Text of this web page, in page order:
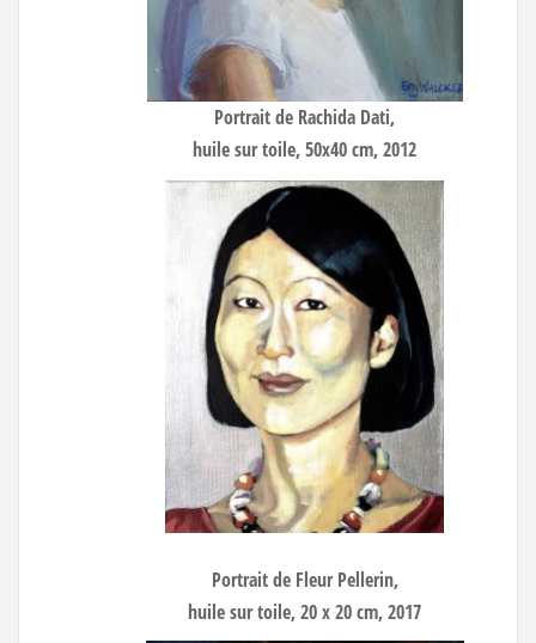
Portrait de Rachida Dati,
huile sur toile, 50x40 cm, 2012
Portrait de Fleur Pellerin,
huile sur toile, 20 x 20 cm, 2017